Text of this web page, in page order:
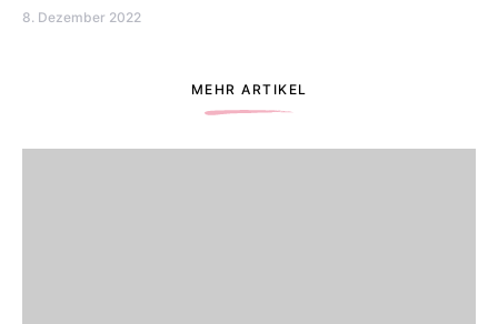
8. Dezember 2022
MEHR ARTIKEL